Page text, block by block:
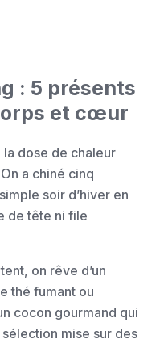
: 5 présents
et cœur
la dose de chaleur
a chiné cinq
soir d’hiver en
de tête ni file
on rêve d’un
thé fumant ou
cocon gourmand qui
mise sur des